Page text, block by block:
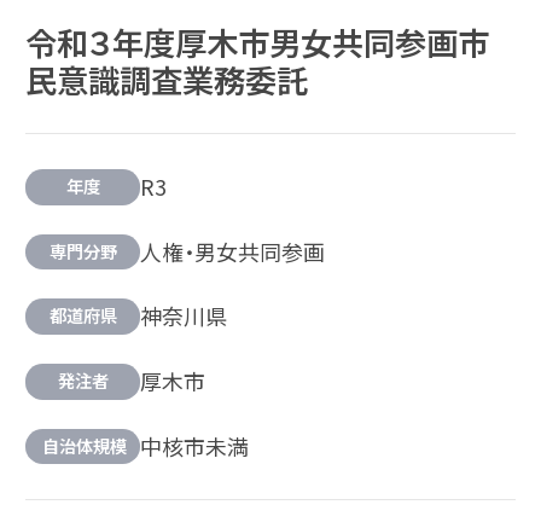
令和３年度厚木市男女共同参画市
民意識調査業務委託
年度 R3
専門分野 人権・男女共同参画
都道府県 神奈川県
発注者 厚木市
自治体規模 中核市未満